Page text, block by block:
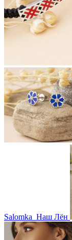
Salomka Наш Лён